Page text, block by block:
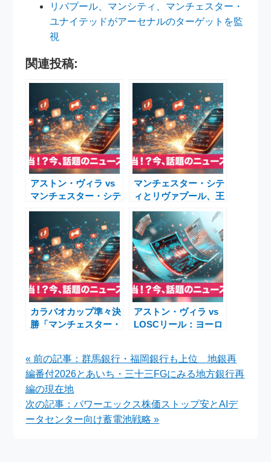
リバプール、マンシティ、マンチェスター・
ユナイテッドがアーセナルのターゲットを監
視
関連投稿:
アストン・ヴィラ vs
マンチェスター・シテ
2025第9節プレビュー
マンチェスター・シテ
ィとリヴァプール、王
ーグ新時代の混戦
カラバオカップ準々決
勝「マンチェスター・
ドと試合の見どころ
アストン・ヴィラ vs
LOSCリール：ヨーロ
« 前の記事：群馬銀行・福岡銀行も上位 地銀再
編番付2026とあいち・三十三FGにみる地方銀行再
編の現在地
次の記事：パワーエックス株価ストップ安とAIデ
ータセンター向け蓄電池戦略 »